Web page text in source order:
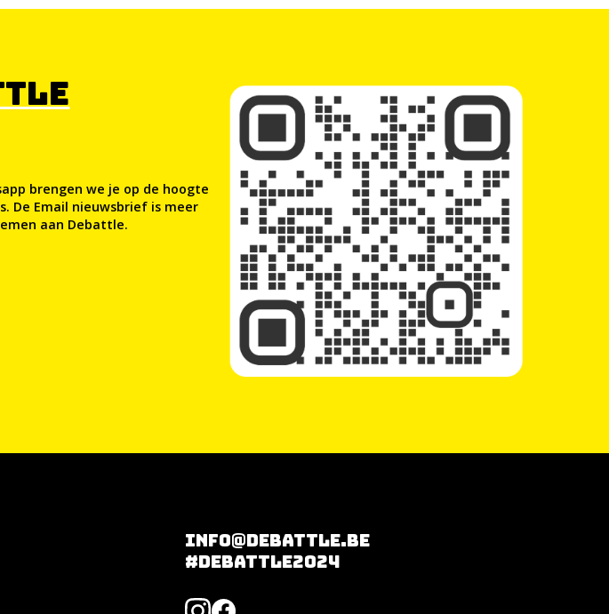
brengen we je op de hoogte
De Email nieuwsbrief is meer
aan Debattle.
info@debattle.be
#debattle2024